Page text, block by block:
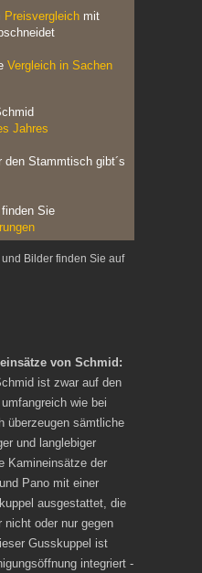
Preisvergleich mit
Vergleich in Sachen
Jahres
den Stammtisch gibt´s
Sie
Bilder finden Sie auf
von Schmid:
ist zwar auf den
wie bei
überzeugen sämtliche
und langlebiger
Kamineinsätze der
Pano mit einer
ausgestattet, die
nicht oder nur gegen
Gusskuppel ist
integriert -